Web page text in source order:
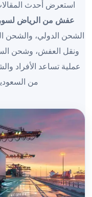
استعرض أحدث
عفش من الرياض
الشحن الدولي، والشحن
ونقل العفش، وشحن
عملية تساعد الأفراد
من